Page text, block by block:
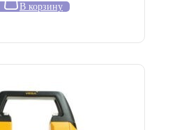
В корзину